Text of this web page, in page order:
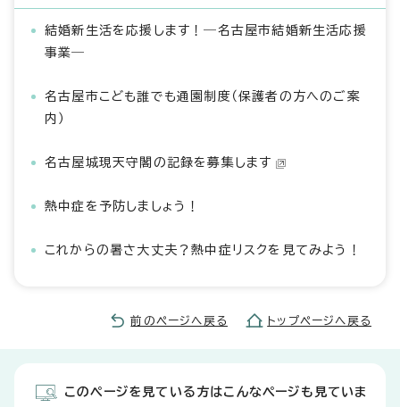
結婚新生活を応援します！―名古屋市結婚新生活応援
事業―
名古屋市こども誰でも通園制度（保護者の方へのご案
内）
名古屋城現天守閣の記録を募集します
熱中症を予防しましょう！
これからの暑さ大丈夫？熱中症リスクを見てみよう！
前のページへ戻る トップページへ戻る
このページを見ている方はこんなページも見ていま